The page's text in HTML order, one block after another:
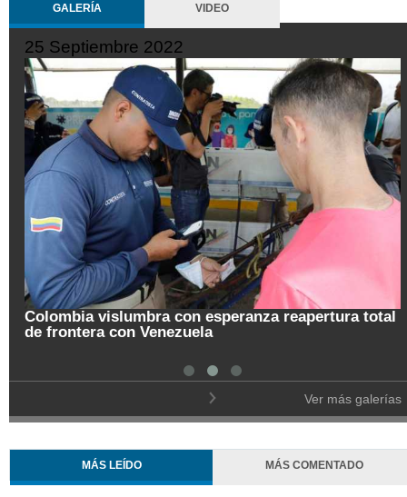
GALERÍA VIDEO
reapertura total
19 Septiembre 2022
Pregón de la Noche del Fuego en
Ver más galerías
MÁS LEÍDO MÁS COMENTADO